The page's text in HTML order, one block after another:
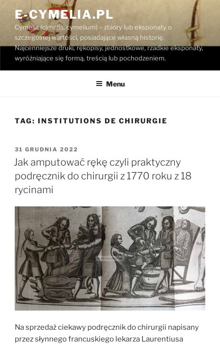
treści
E-CYMELIA.PL
Cymelia (cimelia, cymelium) – zbiory lub eksponaty o
szczególnej wartości, posiadające własną historię.
Najcenniejsze druki, rękopisy, jednostkowe, rzadkie eksponaty,
wyróżniające się formą, treścią lub pochodzeniem.
Menu
TAG: INSTITUTIONS DE CHIRURGIE
OPUBLIKOWANE
W
31 GRUDNIA 2022
Jak amputować rękę czyli praktyczny
podręcznik do chirurgii z 1770 roku z 18
rycinami
Na sprzedaż ciekawy podręcznik do chirurgii napisany
przez słynnego francuskiego lekarza Laurentiusa